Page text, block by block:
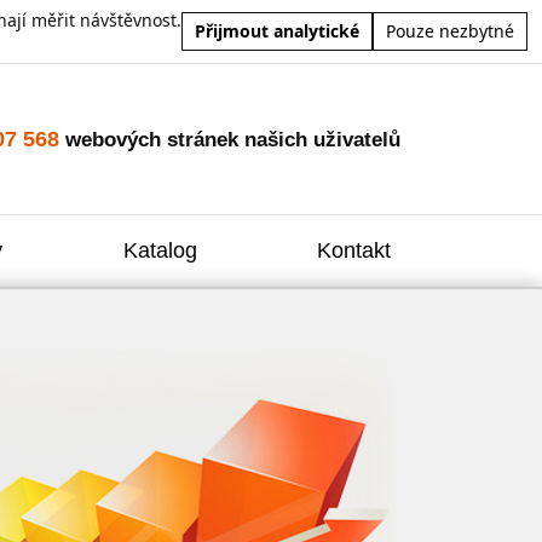
měřit návštěvnost.
Přijmout analytické Pouze nezbytné
568 webových stránek našich uživatelů
Katalog Kontakt